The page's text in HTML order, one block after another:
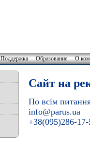
Поддержка Образование О
Сайт на
По всім
info@parus.ua
+38(095)286-